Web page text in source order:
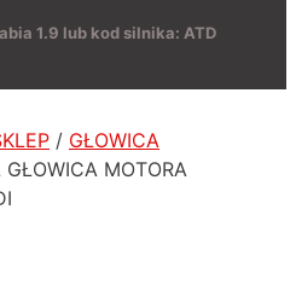
1.9 lub kod silnika: ATD
/ GŁOWICA
GŁOWICA MOTORA